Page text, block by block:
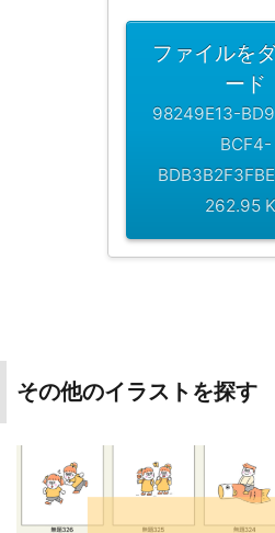
ファイルを
ード
98249E13-
BCF4-
262.95
その他のイラストを探す